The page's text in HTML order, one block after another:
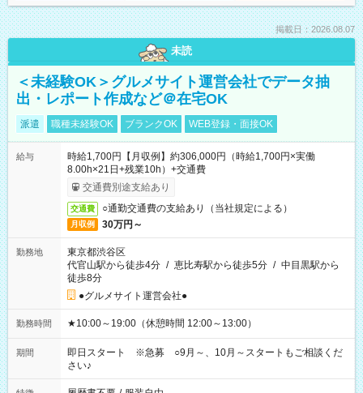
掲載日：2026.08.07
未読
＜未経験OK＞グルメサイト運営会社でデータ抽
出・レポート作成など＠在宅OK
派遣 職種未経験OK ブランクOK WEB登録・面接OK
給与
時給1,700円【月収例】約306,000円（時給1,700円×実働
8.00h×21日+残業10h）+交通費
交通費別途支給あり
交通費 ○通勤交通費の支給あり（当社規定による）
月収例 30万円～
勤務地
東京都渋谷区
代官山駅から徒歩4分 / 恵比寿駅から徒歩5分 / 中目黒駅から
徒歩8分
●グルメサイト運営会社●
勤務時間 ★10:00～19:00（休憩時間 12:00～13:00）
期間
即日スタート ※急募 ○9月～、10月～スタートもご相談くだ
さい♪